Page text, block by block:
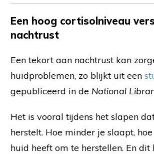
Een hoog cortisolniveau
nachtrust
Een tekort aan nachtrust kan
huidproblemen, zo blijkt uit een
gepubliceerd in de National
Het is vooral tijdens het slapen
herstelt. Hoe minder je slaapt,
huid heeft om te herstellen. En dit